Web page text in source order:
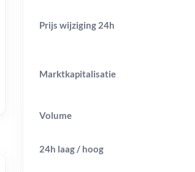
Prijs wijziging 24h
Marktkapitalisatie
Volume
24h laag / hoog